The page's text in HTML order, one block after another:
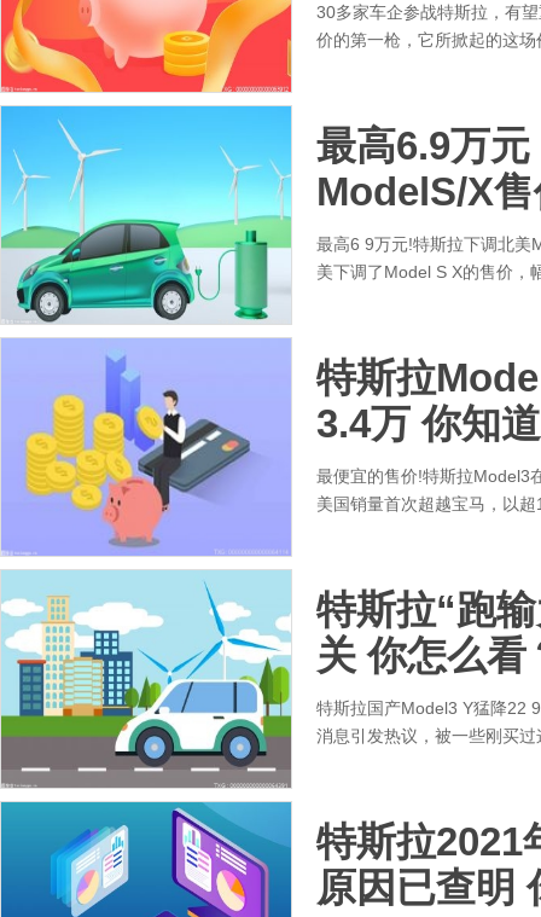
30多家车企参战特斯拉，有
价的第一枪，它所掀起的这
最高6.9万
ModelS/X
最高6 9万元!特斯拉下调北美
美下调了Model S X的售价，
特斯拉
3.4万 你知
最便宜的售价!特斯拉Model3
美国销量首次超越宝马，以
特斯拉“跑
关 你怎么看
特斯拉国产Model3 Y猛降22
消息引发热议，被一些刚买
特斯拉2021
原因已查明